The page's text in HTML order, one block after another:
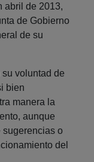
abril de 2013,
de Gobierno
de su
voluntad de
bien
manera la
aunque
sugerencias o
del